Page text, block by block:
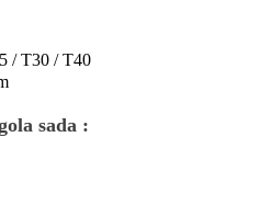
/ T30 / T40
sada :